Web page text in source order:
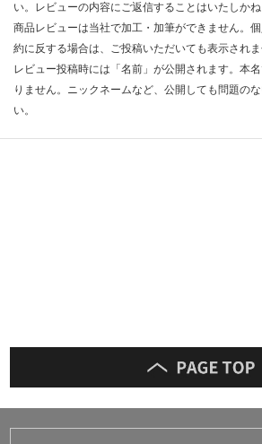
い。レビューの内容にご返信することはいたしかね
商品レビューは当社で加工・加筆ができません。
約に反する場合は、ご投稿いただいても表示されま
レビュー投稿時には「名前」が公開されます。本
りません。ニックネームなど、公開しても問題の
い。